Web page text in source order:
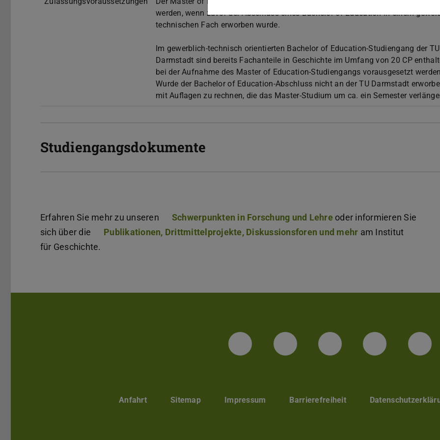
werden, wenn zuvor der Abschluss eines Bachelor of Education in einem
technischen Fach erworben wurde.
Im gewerblich-technisch orientierten Bachelor of Education-Studiengang der TU
Darmstadt sind bereits Fachanteile in Geschichte im Umfang von 20 CP
bei der Aufnahme des Master of Education-Studiengangs vorausgesetzt
Wurde der Bachelor of Education-Abschluss nicht an der TU Darmstadt
mit Auflagen zu rechnen, die das Master-Studium um ca. ein Semester
Studiengangsdokumente
Erfahren Sie mehr zu unseren Schwerpunkten in Forschung und Lehreoder informieren Sie
sich über die
Publikationen, Drittmittelprojekte, Diskussionsforen und mehr am Institut
für Geschichte.
FacebookInstagramTikTok Bluesky
Anfahrt Sitemap Impressum Barrierefreiheit